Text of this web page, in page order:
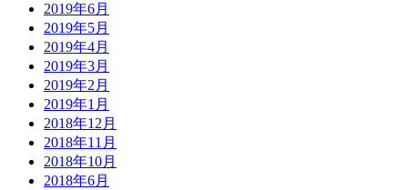
2019年6月
2019年5月
2019年4月
2019年3月
2019年2月
2019年1月
2018年12月
2018年11月
2018年10月
2018年6月